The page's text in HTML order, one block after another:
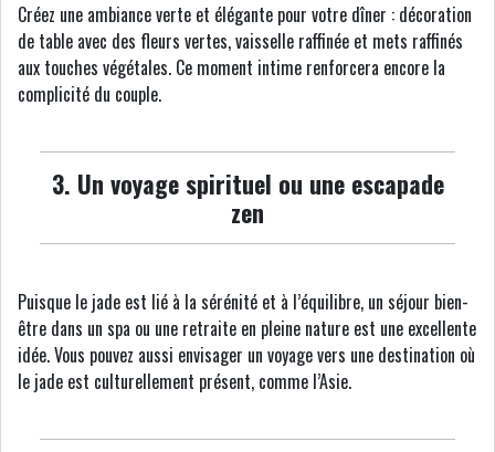
Créez une ambiance verte et élégante pour votre dîner : décoration
de table avec des fleurs vertes, vaisselle raffinée et mets raffinés
aux touches végétales. Ce moment intime renforcera encore la
complicité du couple.
3. Un voyage spirituel ou une escapade
zen
Puisque le jade est lié à la sérénité et à l’équilibre, un séjour bien-
être dans un spa ou une retraite en pleine nature est une excellente
idée. Vous pouvez aussi envisager un voyage vers une destination où
le jade est culturellement présent, comme l’Asie.